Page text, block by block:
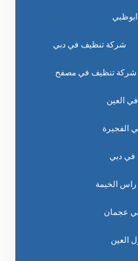
شركة تنظيف في دبي
شركة تنظيف في مصفح
العين
الفجيرة
في دبي
الخيمة
عجمان
العين